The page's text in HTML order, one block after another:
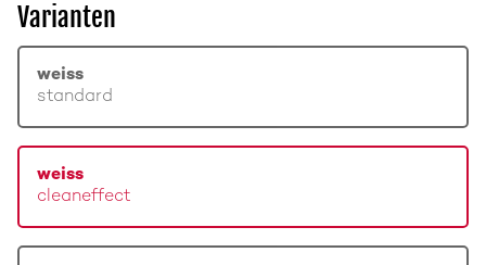
Varianten
weiss
standard
weiss
cleaneffect